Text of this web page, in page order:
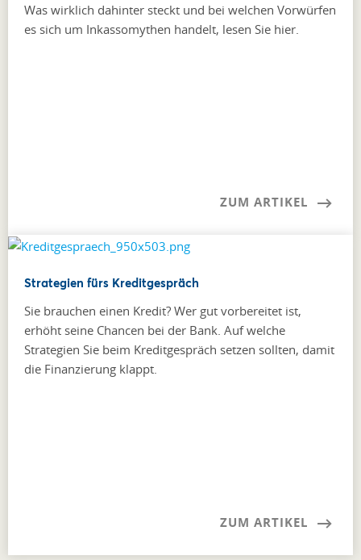
Was wirklich dahinter steckt und bei welchen Vorwürfen
es sich um Inkassomythen handelt, lesen Sie hier.
ZUM ARTIKEL
Strategien fürs Kreditgespräch
Sie brauchen einen Kredit? Wer gut vorbereitet ist,
erhöht seine Chancen bei der Bank. Auf welche
Strategien Sie beim Kreditgespräch setzen sollten, damit
die Finanzierung klappt.
ZUM ARTIKEL